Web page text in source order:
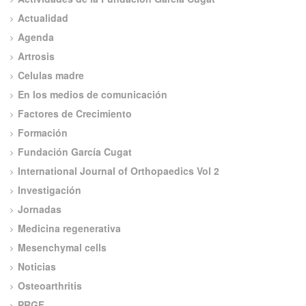
Actualidad
Agenda
Artrosis
Celulas madre
En los medios de comunicación
Factores de Crecimiento
Formación
Fundación García Cugat
International Journal of Orthopaedics Vol 2
Investigación
Jornadas
Medicina regenerativa
Mesenchymal cells
Noticias
Osteoarthritis